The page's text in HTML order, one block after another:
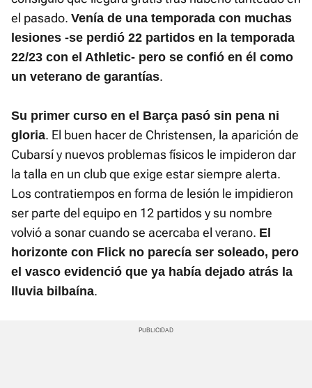
el pasado. Venía de una temporada con muchas
lesiones -se perdió 22 partidos en la temporada
22/23 con el Athletic- pero se confió en él como
un veterano de garantías.
Su primer curso en el Barça pasó sin pena ni
gloria. El buen hacer de Christensen, la aparición de
Cubarsí y nuevos problemas físicos le impideron dar
la talla en un club que exige estar siempre alerta.
Los contratiempos en forma de lesión le impidieron
ser parte del equipo en 12 partidos y su nombre
volvió a sonar cuando se acercaba el verano. El
horizonte con Flick no parecía ser soleado, pero
el vasco evidenció que ya había dejado atrás la
lluvia bilbaína.